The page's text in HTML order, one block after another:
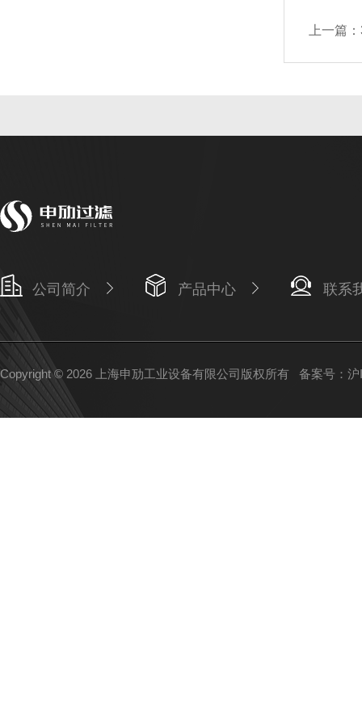
上一篇：
公司简介 产品中心 联系
Copyright © 2026 上海申劢工业设备有限公司版权所有 备案号：